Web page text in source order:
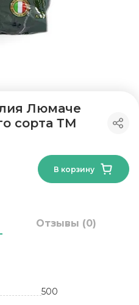
Люмаче
сорта ТМ
В корзину
Отзывы (0)
500